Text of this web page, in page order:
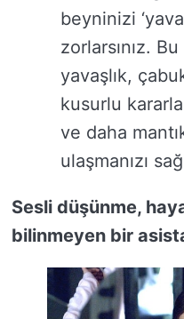
beyninizi
zorlarsınız.
yavaşlık,
kusurlu
ve daha
ulaşmanızı
Sesli düşünme,
bilinmeyen bir